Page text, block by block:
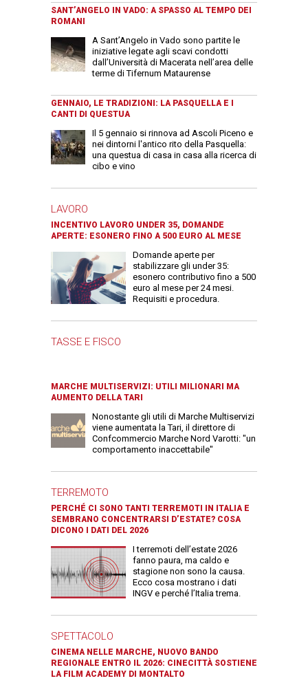
SANT’ANGELO IN VADO: A SPASSO AL TEMPO DEI
ROMANI
A Sant’Angelo in Vado sono partite le
iniziative legate agli scavi condotti
dall’Università di Macerata nell’area delle
terme di Tifernum Mataurense
GENNAIO, LE TRADIZIONI: LA PASQUELLA E I
CANTI DI QUESTUA
Il 5 gennaio si rinnova ad Ascoli Piceno e
nei dintorni l'antico rito della Pasquella:
una questua di casa in casa alla ricerca di
cibo e vino
LAVORO
INCENTIVO LAVORO UNDER 35, DOMANDE
APERTE: ESONERO FINO A 500 EURO AL MESE
Domande aperte per
stabilizzare gli under 35:
esonero contributivo fino a 500
euro al mese per 24 mesi.
Requisiti e procedura.
TASSE E FISCO
MARCHE MULTISERVIZI: UTILI MILIONARI MA
AUMENTO DELLA TARI
Nonostante gli utili di Marche Multiservizi
viene aumentata la Tari, il direttore di
Confcommercio Marche Nord Varotti: "un
comportamento inaccettabile"
TERREMOTO
PERCHÉ CI SONO TANTI TERREMOTI IN ITALIA E
SEMBRANO CONCENTRARSI D’ESTATE? COSA
DICONO I DATI DEL 2026
I terremoti dell’estate 2026
fanno paura, ma caldo e
stagione non sono la causa.
Ecco cosa mostrano i dati
INGV e perché l’Italia trema.
SPETTACOLO
CINEMA NELLE MARCHE, NUOVO BANDO
REGIONALE ENTRO IL 2026: CINECITTÀ SOSTIENE
LA FILM ACADEMY DI MONTALTO